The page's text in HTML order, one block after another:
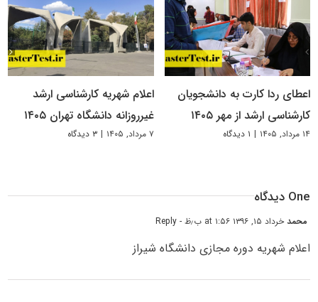
اعطای ردا کارت به دانشجویان
کارشناسی ارشد از مهر ۱۴۰۵
۱۴ مرداد, ۱۴۰۵ | ۱ دیدگاه
اعلام شهریه کارشناسی ارشد
غیرروزانه دانشگاه تهران ۱۴۰۵
۷ مرداد, ۱۴۰۵ | ۳ دیدگاه
One دیدگاه
محمدخرداد ۱۵, ۱۳۹۶ at ۱:۵۶ ب٫ظ - Reply
اعلام شهریه دوره مجازی دانشگاه شیراز